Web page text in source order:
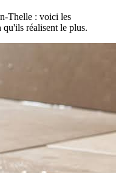
Thelle : voici les
qu'ils réalisent le plus.